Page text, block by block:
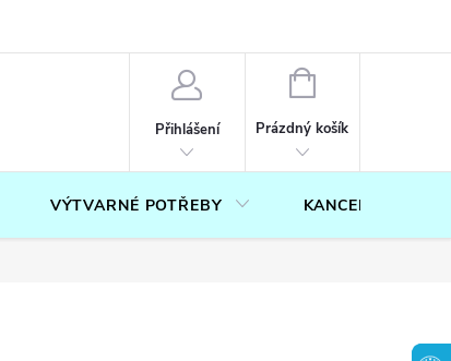
Přihlášení
NÁKUPNÍ
Prázdný košík
VÝTVARNÉ POTŘEBY KANCELÁŘ